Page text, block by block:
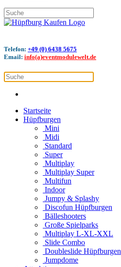
Telefon: +49 (0) 6438 5675
Email: info(a)eventmodulewelt.de
Startseite
Hüpfburgen
Mini
Midi
Standard
Super
Multiplay
Multiplay Super
Multifun
Indoor
Jumpy & Splashy
Discofun Hüpfburgen
Bälleshooters
Große Spielparks
Multiplay L-XL-XXL
Slide Combo
Doubleslide Hüpfburgen
Jumpdome